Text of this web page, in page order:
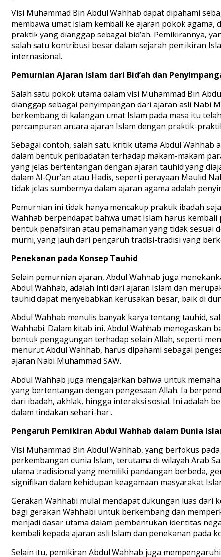
Visi Muhammad Bin Abdul Wahhab dapat dipahami
membawa umat Islam kembali ke ajaran pokok
praktik yang dianggap sebagai bid’ah. Pemikirannya,
salah satu kontribusi besar dalam sejarah pemikiran
internasional.
Pemurnian Ajaran Islam dari Bid’ah dan
Salah satu pokok utama dalam visi Muhammad Bin
dianggap sebagai penyimpangan dari ajaran asli Nabi
berkembang di kalangan umat Islam pada masa itu
percampuran antara ajaran Islam dengan praktik-
Sebagai contoh, salah satu kritik utama Abdul Wahhab
dalam bentuk peribadatan terhadap makam-makam
yang jelas bertentangan dengan ajaran tauhid yang
dalam Al-Qur’an atau Hadis, seperti perayaan Maulid
tidak jelas sumbernya dalam ajaran agama adalah
Pemurnian ini tidak hanya mencakup praktik ibadah
Wahhab berpendapat bahwa umat Islam harus
bentuk penafsiran atau pemahaman yang tidak sesuai
murni, yang jauh dari pengaruh tradisi-tradisi yang
Penekanan pada Konsep Tauhid
Selain pemurnian ajaran, Abdul Wahhab juga
Abdul Wahhab, adalah inti dari ajaran Islam dan
tauhid dapat menyebabkan kerusakan besar, baik di
Abdul Wahhab menulis banyak karya tentang tauhid,
Wahhabi. Dalam kitab ini, Abdul Wahhab menegaskan
bentuk pengagungan terhadap selain Allah, seperti
menurut Abdul Wahhab, harus dipahami sebagai
ajaran Nabi Muhammad SAW.
Abdul Wahhab juga mengajarkan bahwa untuk
yang bertentangan dengan pengesaan Allah. Ia
dari ibadah, akhlak, hingga interaksi sosial. Ini adalah
dalam tindakan sehari-hari.
Pengaruh Pemikiran Abdul Wahhab dalam Dunia
Visi Muhammad Bin Abdul Wahhab, yang berfokus
perkembangan dunia Islam, terutama di wilayah Arab
ulama tradisional yang memiliki pandangan berbeda,
signifikan dalam kehidupan keagamaan masyarakat
Gerakan Wahhabi mulai mendapat dukungan luas dari
bagi gerakan Wahhabi untuk berkembang dan
menjadi dasar utama dalam pembentukan identitas
kembali kepada ajaran asli Islam dan penekanan pada
Selain itu, pemikiran Abdul Wahhab juga